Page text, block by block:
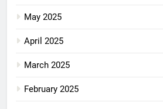
May 2025
April 2025
March 2025
February 2025